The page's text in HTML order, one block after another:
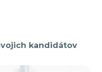
kandidátov